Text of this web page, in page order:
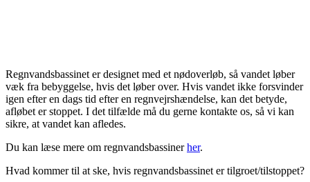
Regnvandsbassinet er designet med et nødoverløb, så vandet løber
væk fra bebyggelse, hvis det løber over. Hvis vandet ikke forsvinder
igen efter en dags tid efter en regnvejrshændelse, kan det betyde,
afløbet er stoppet. I det tilfælde må du gerne kontakte os, så vi kan
sikre, at vandet kan afledes.
Du kan læse mere om regnvandsbassinerher.
Hvad kommer til at ske, hvis regnvandsbassinet er tilgroet/tilstoppet?